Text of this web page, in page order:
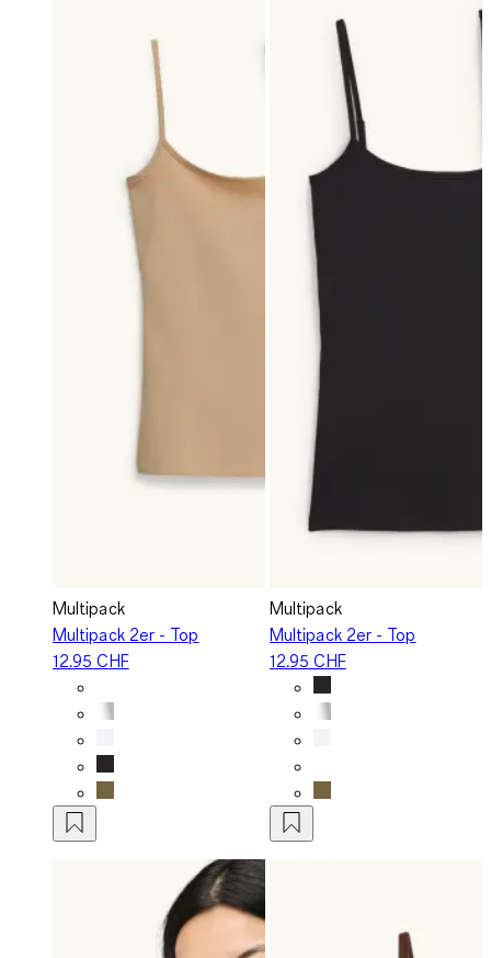
Multipack
Multipack 2er - Top
12.95 CHF
Multipack
Multipack 2er - Top
12.95 CHF